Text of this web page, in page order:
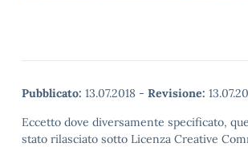
Pubblicato: 13.07.2018 - Revisione:
Eccetto dove diversamente specificato,
stato rilasciato sotto Licenza Creative